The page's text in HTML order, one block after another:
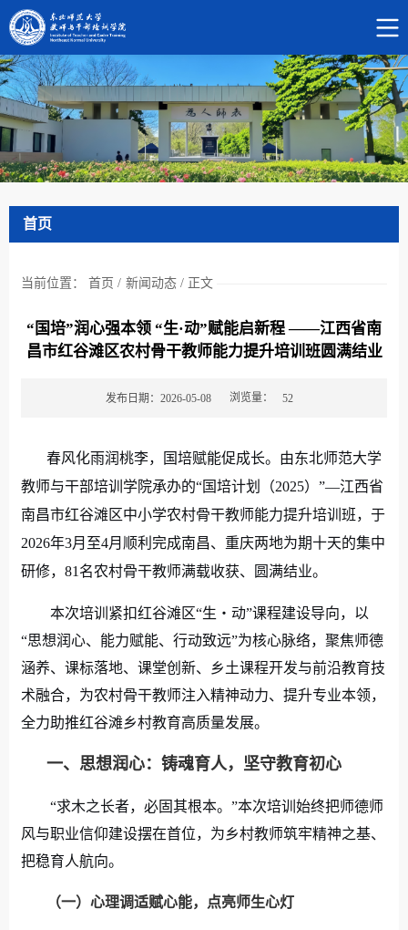
首页
当前位置： 首页 / 新闻动态 / 正文
“国培”润心强本领 “生·动”赋能启新程 ——江西省南
昌市红谷滩区农村骨干教师能力提升培训班圆满结业
发布日期：2026-05-08 浏览量： 52
春风化雨润桃李，国培赋能促成长。由东北师范大学
教师与干部培训学院承办的“国培计划（2025）”—江西省
南昌市红谷滩区中小学农村骨干教师能力提升培训班，于
2026年3月至4月顺利完成南昌、重庆两地为期十天的集中
研修， 81 名农村骨干教师满载收获、圆满结业。
本次培训紧扣红谷滩区“生・动”课程建设导向，以
“思想润心、能力赋能、行动致远”为核心脉络，聚焦师德
涵养、课标落地、课堂创新、乡土课程开发与前沿教育技
术融合，为农村骨干教师注入精神动力、提升专业本领，
全力助推红谷滩乡村教育高质量发展。
一、思想润心：铸魂育人，坚守教育初心
“求木之长者，必固其根本。”本次培训始终把师德师
风与职业信仰建设摆在首位，为乡村教师筑牢精神之基、
把稳育人航向。
（一） 心理调适赋心能，点亮师生心灯